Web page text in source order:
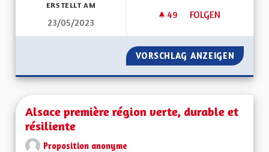
ERSTELLT AM
23/05/2023
49 49 FOLLOWER
FOLGEN
ALSACE HORS DU
VORSCHLAG ANZEIGEN
Alsace première région verte, durable et
résiliente
Proposition anonyme